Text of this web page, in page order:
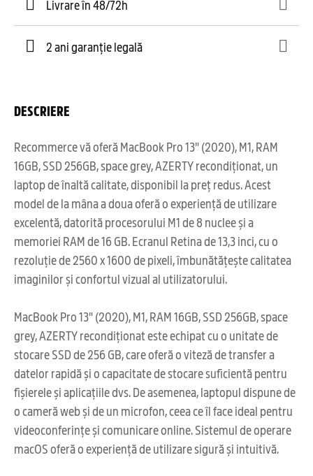
Livrare în 48/72h
2 ani garanție legală
DESCRIERE
Recommerce vă oferă MacBook Pro 13" (2020), M1, RAM
16GB, SSD 256GB, space grey, AZERTY recondiționat, un
laptop de înaltă calitate, disponibil la preț redus. Acest
model de la mâna a doua oferă o experiență de utilizare
excelentă, datorită procesorului M1 de 8 nuclee și a
memoriei RAM de 16 GB. Ecranul Retina de 13,3 inci, cu o
rezoluție de 2560 x 1600 de pixeli, îmbunătățește calitatea
imaginilor și confortul vizual al utilizatorului.
MacBook Pro 13" (2020), M1, RAM 16GB, SSD 256GB, space
grey, AZERTY recondiționat este echipat cu o unitate de
stocare SSD de 256 GB, care oferă o viteză de transfer a
datelor rapidă și o capacitate de stocare suficientă pentru
fișierele și aplicațiile dvs. De asemenea, laptopul dispune de
o cameră web și de un microfon, ceea ce îl face ideal pentru
videoconferințe și comunicare online. Sistemul de operare
macOS oferă o experiență de utilizare sigură și intuitivă.